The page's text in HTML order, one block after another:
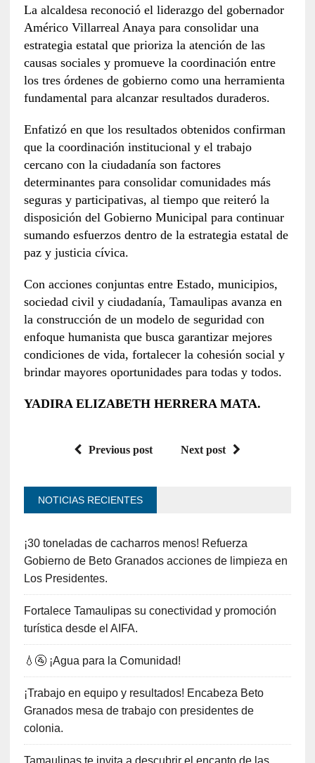
La alcaldesa reconoció el liderazgo del gobernador
Américo Villarreal Anaya para consolidar una
estrategia estatal que prioriza la atención de las
causas sociales y promueve la coordinación entre
los tres órdenes de gobierno como una herramienta
fundamental para alcanzar resultados duraderos.
Enfatizó en que los resultados obtenidos confirman
que la coordinación institucional y el trabajo
cercano con la ciudadanía son factores
determinantes para consolidar comunidades más
seguras y participativas, al tiempo que reiteró la
disposición del Gobierno Municipal para continuar
sumando esfuerzos dentro de la estrategia estatal de
paz y justicia cívica.
Con acciones conjuntas entre Estado, municipios,
sociedad civil y ciudadanía, Tamaulipas avanza en
la construcción de un modelo de seguridad con
enfoque humanista que busca garantizar mejores
condiciones de vida, fortalecer la cohesión social y
brindar mayores oportunidades para todas y todos.
YADIRA ELIZABETH HERRERA MATA.
Previous post Next post
NOTICIAS RECIENTES
¡30 toneladas de cacharros menos! Refuerza
Gobierno de Beto Granados acciones de limpieza en
Los Presidentes.
Fortalece Tamaulipas su conectividad y promoción
turística desde el AIFA.
💧🚰 ¡Agua para la Comunidad!
¡Trabajo en equipo y resultados! Encabeza Beto
Granados mesa de trabajo con presidentes de
colonia.
Tamaulipas te invita a descubrir el encanto de las